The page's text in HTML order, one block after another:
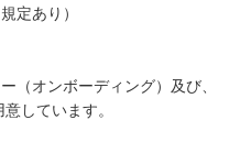
あり）
（オンボーディング）及び、
ています。